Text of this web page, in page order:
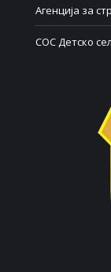
Агенција за
СОС Детско